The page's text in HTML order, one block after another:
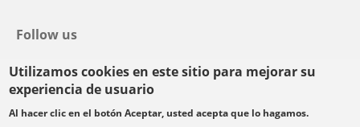
Utilizamos cookies en este sitio para mejorar su
experiencia de usuario
Al hacer clic en el botón Aceptar, usted acepta que lo hagamos.
Follow us
facebook
twitteryoutubeyoutubeinstagram
Select